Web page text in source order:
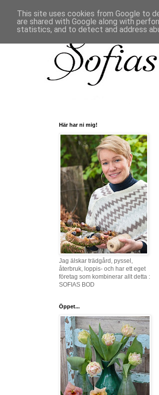
Här har ni mig!
Jag älskar trädgård, pyssel,
återbruk, loppis- och har ett eget
företag som kombinerar allt detta :
SOFIAS BOD
Öppet...
This site uses cookies from Google to
are shared with Google along with
statistics, and to detect and address